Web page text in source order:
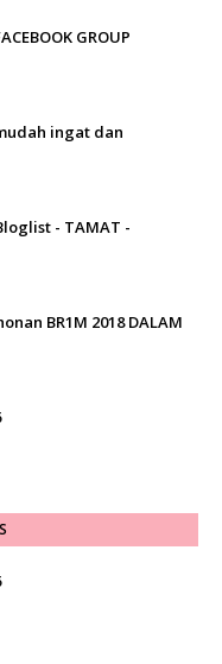
GROUP
ingat dan
- TAMAT -
BR1M 2018 DALAM